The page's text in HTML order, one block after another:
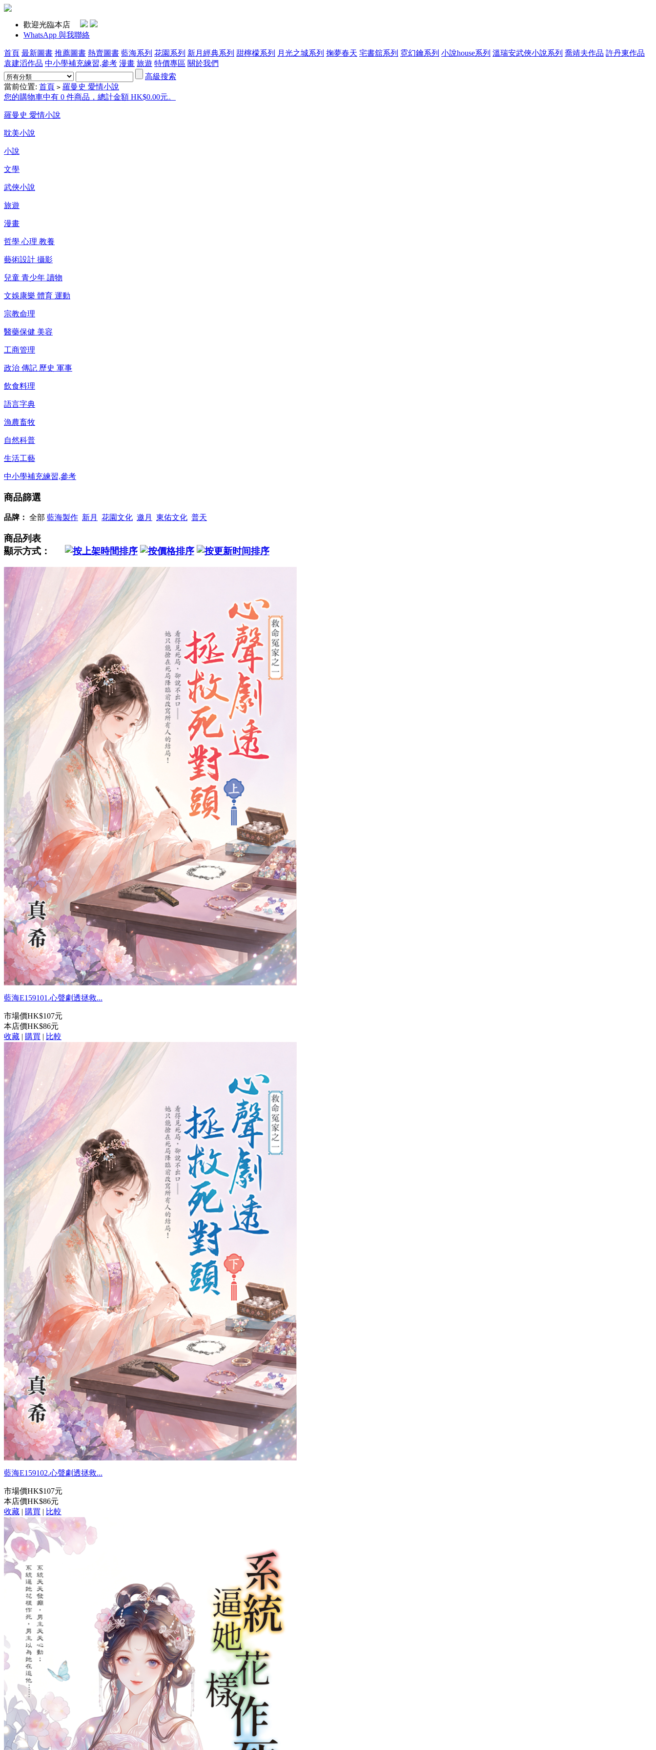
歡迎光臨本店
WhatsApp 與我聯絡
首頁 最新圖書 推薦圖書 熱賣圖書 藍海系列 花園系列 新月經典系列 甜檸檬系列 月光之城系列 掬夢春天 宅書舘系列 霓幻鑰系列 小說house系列 溫瑞安武俠小說系列 喬靖夫作品 許丹東作品
袁建滔作品 中小學補充練習,參考 漫畫 旅遊 特價專區 關於我們
高級搜索
當前位置: 首頁 > 羅曼史 愛情小說
您的購物車中有 0 件商品，總計金額 HK$0.00元。
羅曼史 愛情小說
耽美小說
小說
文學
武俠小說
旅遊
漫畫
哲學 心理 教養
藝術設計 攝影
兒童 青少年 讀物
文娛康樂 體育 運動
宗教命理
醫藥保健 美容
工商管理
政治 傳記 歷史 軍事
飲食料理
語言字典
漁農畜牧
自然科普
生活工藝
中小學補充練習,參考
商品篩選
品牌： 全部 藍海製作 新月 花園文化 邀月 東佑文化 普天
商品列表
顯示方式：
藍海E159101.心聲劇透拯救...
市場價HK$107元
本店價HK$86元
收藏 | 購買 | 比較
藍海E159102.心聲劇透拯救...
市場價HK$107元
本店價HK$86元
收藏 | 購買 | 比較